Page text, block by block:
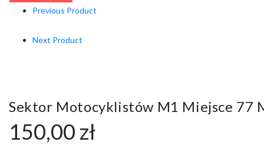
Previous Product
Next Product
Sektor Motocyklistów M1 Miejsce 77
150,00 zł